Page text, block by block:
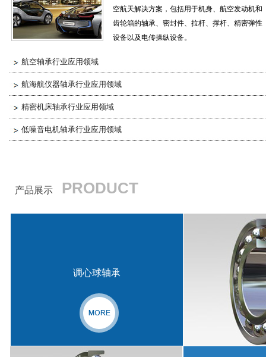
空航天解决方案，包括用于机身、航空发动机和
齿轮箱的轴承、密封件、拉杆、撑杆、精密弹性
设备以及电传操纵设备。
从主要客户到他们的供应商，从原始设备制造商
(OEM)到维护修理大修(MRO)公司，哈轴还可为
他们提供可靠的备件、全套大修服务、以及用于
航空轴承行业应用领域
航海航仪器轴承行业应用领域
精密机床轴承行业应用领域
低噪音电机轴承行业应用领域
产品展示 PRODUCT
调心球轴承